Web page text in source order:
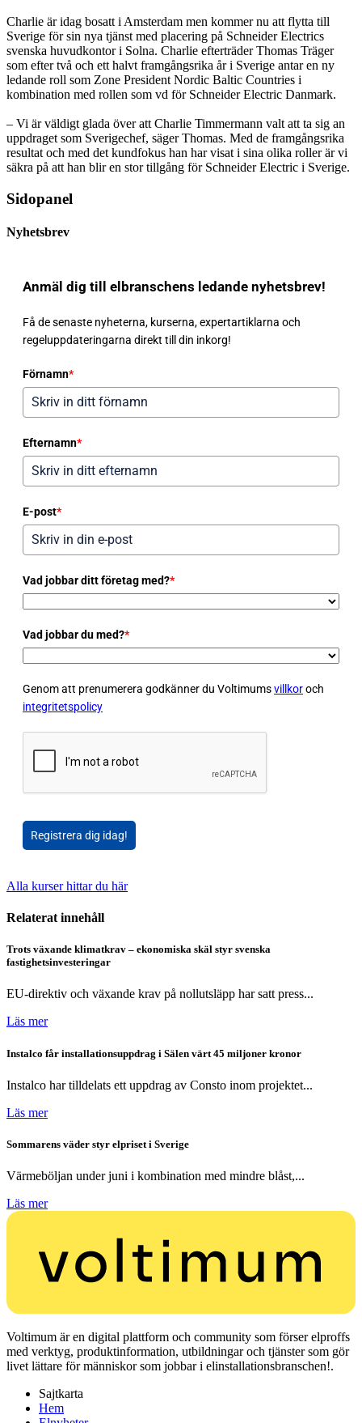
Charlie är idag bosatt i Amsterdam men kommer nu att flytta till
Sverige för sin nya tjänst med placering på Schneider Electrics
svenska huvudkontor i Solna. Charlie efterträder Thomas Träger
som efter två och ett halvt framgångsrika år i Sverige antar en ny
ledande roll som Zone President Nordic Baltic Countries i
kombination med rollen som vd för Schneider Electric Danmark.
– Vi är väldigt glada över att Charlie Timmermann valt att ta sig an
uppdraget som Sverigechef, säger Thomas. Med de framgångsrika
resultat och med det kundfokus han har visat i sina olika roller är vi
säkra på att han blir en stor tillgång för Schneider Electric i Sverige.
Sidopanel
Nyhetsbrev
Anmäl dig till elbranschens ledande nyhetsbrev!
Få de senaste nyheterna, kurserna, expertartiklarna och
regeluppdateringarna direkt till din inkorg!
Förnamn*
Efternamn*
E-post*
Vad jobbar ditt företag med?*
Vad jobbar du med?*
Genom att prenumerera godkänner du Voltimumsvillkoroch
integritetspolicy
Registrera dig idag!
Alla kurser hittar du här
Relaterat innehåll
Trots växande klimatkrav – ekonomiska skäl styr svenska
fastighetsinvesteringar
EU-direktiv och växande krav på nollutsläpp har satt press...
Läs mer
Instalco får installationsuppdrag i Sälen värt 45 miljoner kronor
Instalco har tilldelats ett uppdrag av Consto inom projektet...
Läs mer
Sommarens väder styr elpriset i Sverige
Värmeböljan under juni i kombination med mindre blåst,...
Läs mer
Voltimum är en digital plattform och community som förser elproffs
med verktyg, produktinformation, utbildningar och tjänster som gör
livet lättare för människor som jobbar i elinstallationsbranschen!.
Sajtkarta
Hem